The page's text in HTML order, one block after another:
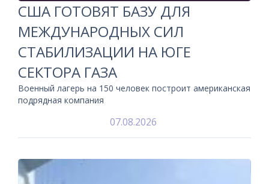
США ГОТОВЯТ БАЗУ ДЛЯ
МЕЖДУНАРОДНЫХ СИЛ
СТАБИЛИЗАЦИИ НА ЮГЕ
СЕКТОРА ГАЗА
Военный лагерь на 150 человек построит американская
подрядная компания
07.08.2026